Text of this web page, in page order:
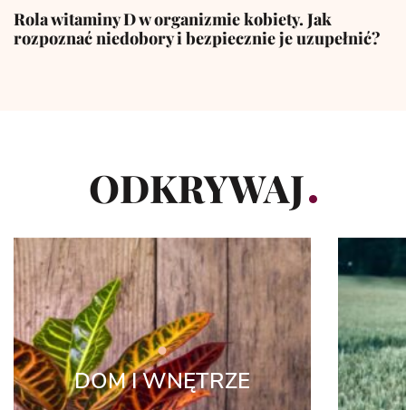
Rola witaminy D w organizmie kobiety. Jak
rozpoznać niedobory i bezpiecznie je uzupełnić?
ODKRYWAJ
DOM I WNĘTRZE